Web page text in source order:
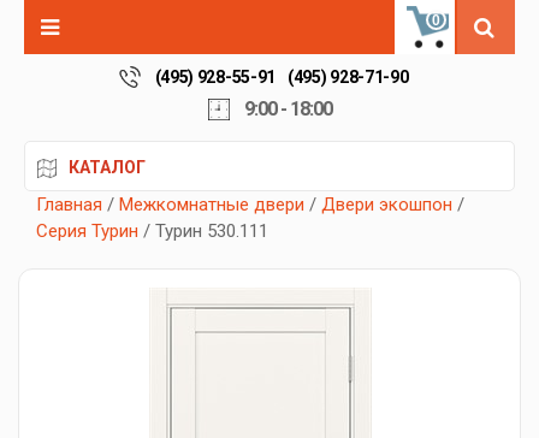
0
(495) 928-55-91 (495) 928-71-90
9:00 - 18:00
КАТАЛОГ
Главная / Межкомнатные двери / Двери экошпон /
Серия Турин / Турин 530.111